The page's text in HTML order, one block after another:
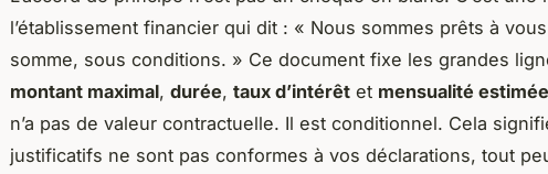
l’établissement financier qui dit : « Nous sommes prêts à
somme, sous conditions. » Ce document fixe les grandes
montant maximal, durée, taux d’intérêt et mensualité estimée
n’a pas de valeur contractuelle. Il est conditionnel. Cela
justificatifs ne sont pas conformes à vos déclarations, tout